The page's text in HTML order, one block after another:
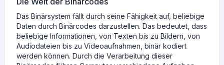
Das Binärsystem fällt durch seine Fähigkeit auf, beliebige
Daten durch Binärcodes darzustellen. Das bedeutet, dass
beliebige Informationen, von Texten bis zu Bildern, von
Audiodateien bis zu Videoaufnahmen, binär kodiert
werden können. Durch die Verarbeitung dieser